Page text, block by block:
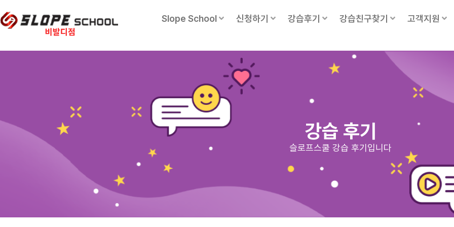
Slope School 신청하기 강습후기 강습친구찾기 고객지원
강습 후기
슬로프스쿨 강습 후기입니다